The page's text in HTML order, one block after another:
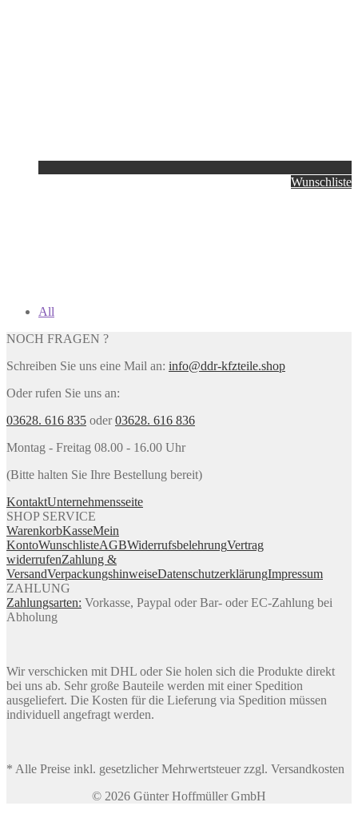
Wunschliste
All
NOCH FRAGEN ?
Schreiben Sie uns eine Mail an: info@ddr-kfzteile.shop
Oder rufen Sie uns an:
03628. 616 835 oder03628. 616 836
Montag - Freitag 08.00 - 16.00 Uhr
(Bitte halten Sie Ihre Bestellung bereit)
KontaktUnternehmensseite
SHOP SERVICE
WarenkorbKasseMein
KontoWunschlisteAGBWiderrufsbelehrungVertrag
widerrufenZahlung &
VersandVerpackungshinweiseDatenschutzerklärungImpressum
ZAHLUNG
Zahlungsarten: Vorkasse, Paypal oder Bar- oder EC-Zahlung bei
Abholung
Wir verschicken mit DHL oder Sie holen sich die Produkte direkt
bei uns ab. Sehr große Bauteile werden mit einer Spedition
ausgeliefert. Die Kosten für die Lieferung via Spedition müssen
individuell angefragt werden.
* Alle Preise inkl. gesetzlicher Mehrwertsteuer zzgl. Versandkosten
© 2026 Günter Hoffmüller GmbH